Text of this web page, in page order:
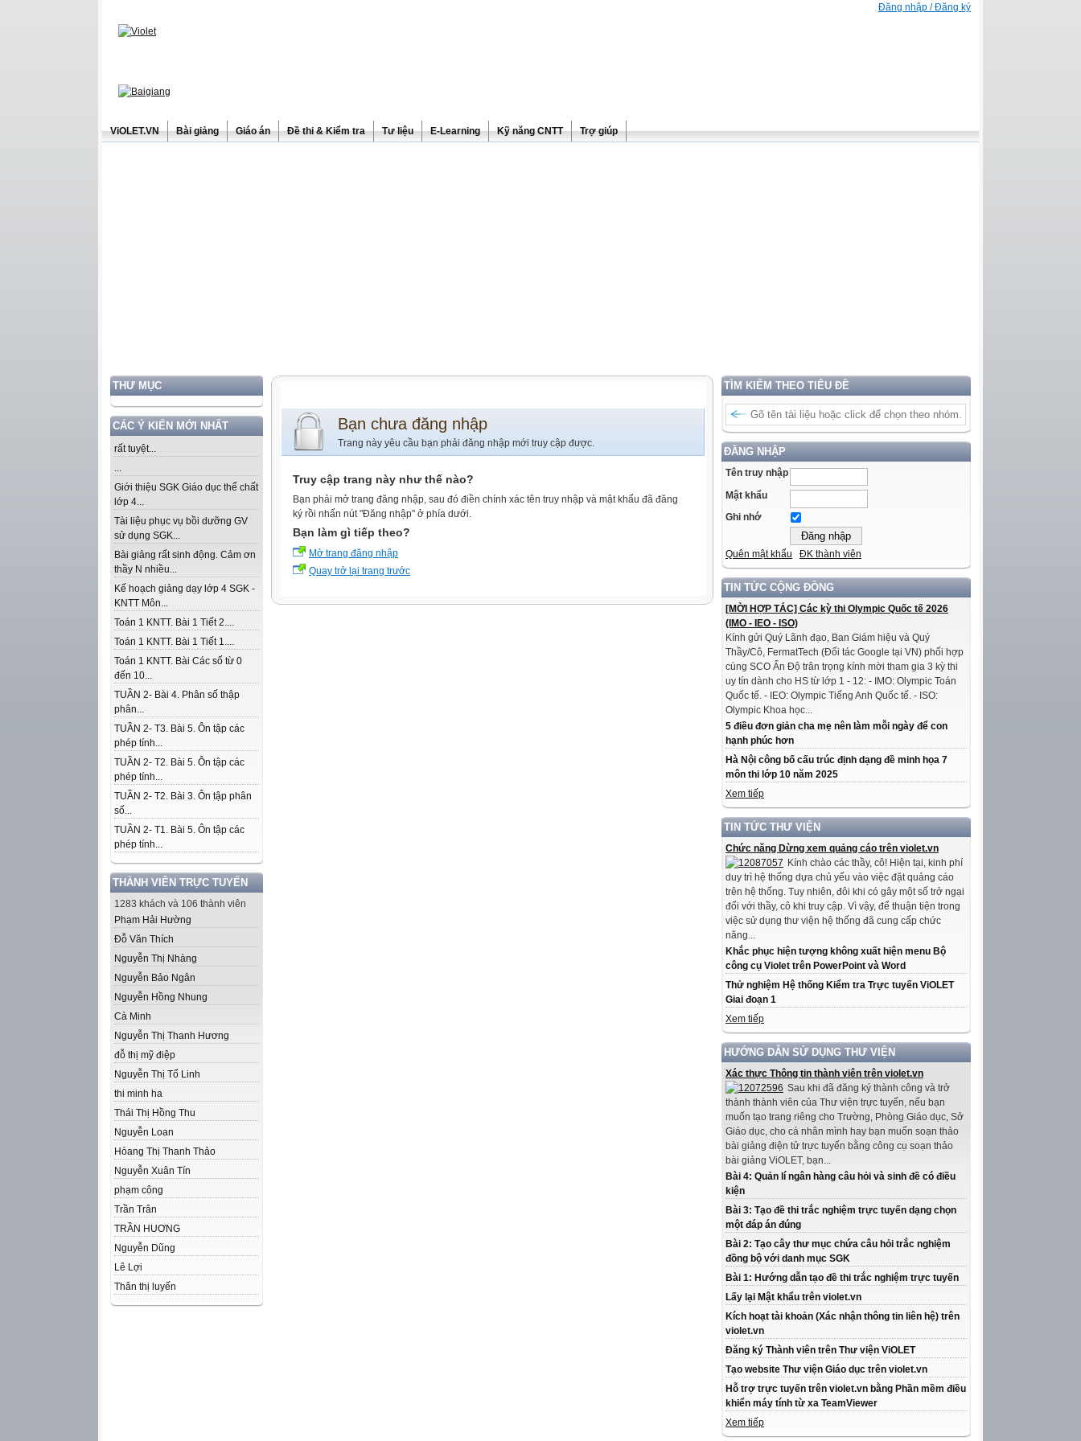
Đăng nhập / Đăng ký
ViOLET.VN Bài giảng Giáo án Đề thi & Kiểm tra Tư liệu E-Learning Kỹ năng CNTT Trợ giúp
THƯ MỤC
CÁC Ý KIẾN MỚI NHẤT
rất tuyệt...
...
Giới thiệu SGK Giáo dục thể chất
lớp 4...
Tài liệu phục vụ bồi dưỡng GV
sử dụng SGK...
Bài giảng rất sinh động. Cảm ơn
thầy N nhiều...
Kế hoạch giảng dạy lớp 4 SGK -
KNTT Môn...
Toán 1 KNTT. Bài 1 Tiết 2....
Toán 1 KNTT. Bài 1 Tiết 1....
Toán 1 KNTT. Bài Các số từ 0
đến 10...
TUẦN 2- Bài 4. Phân số thập
phân...
TUẦN 2- T3. Bài 5. Ôn tập các
phép tính...
TUẦN 2- T2. Bài 5. Ôn tập các
phép tính...
TUẦN 2- T2. Bài 3. Ôn tập phân
số...
TUẦN 2- T1. Bài 5. Ôn tập các
phép tính...
THÀNH VIÊN TRỰC TUYẾN
1283 khách và 106 thành viên
Phạm Hải Hường
Đỗ Văn Thích
Nguyễn Thị Nhàng
Nguyễn Bảo Ngân
Nguyễn Hồng Nhung
Cà Minh
Nguyễn Thị Thanh Hương
đỗ thị mỹ điệp
Nguyễn Thị Tố Linh
thi minh ha
Thái Thị Hồng Thu
Nguyễn Loan
Hòang Thị Thanh Thảo
Nguyễn Xuân Tín
phạm công
Trần Trân
TRẦN HUƠNG
Nguyễn Dũng
Lê Lợi
Thân thị luyến
TÌM KIẾM THEO TIÊU ĐỀ
ĐĂNG NHẬP
Tên truy nhập
Mật khẩu
Ghi nhớ
Quên mật khẩu ĐK thành viên
TIN TỨC CỘNG ĐỒNG
[MỜI HỢP TÁC] Các kỳ thi Olympic Quốc tế 2026
(IMO - IEO - ISO)
Kính gửi Quý Lãnh đạo, Ban Giám hiệu và Quý
Thầy/Cô, FermatTech (Đối tác Google tại VN) phối hợp
cùng SCO Ấn Độ trân trọng kính mời tham gia 3 kỳ thi
uy tín dành cho HS từ lớp 1 - 12: - IMO: Olympic Toán
Quốc tế. - IEO: Olympic Tiếng Anh Quốc tế. - ISO:
Olympic Khoa học...
5 điều đơn giản cha mẹ nên làm mỗi ngày để con
hạnh phúc hơn
Hà Nội công bố cấu trúc định dạng đề minh họa 7
môn thi lớp 10 năm 2025
Xem tiếp
TIN TỨC THƯ VIỆN
Chức năng Dừng xem quảng cáo trên violet.vn
Kính chào các thầy, cô! Hiện tại, kinh phí
duy trì hệ thống dựa chủ yếu vào việc đặt quảng cáo
trên hệ thống. Tuy nhiên, đôi khi có gây một số trở ngại
đối với thầy, cô khi truy cập. Vì vậy, để thuận tiện trong
việc sử dụng thư viện hệ thống đã cung cấp chức
năng...
Khắc phục hiện tượng không xuất hiện menu Bộ
công cụ Violet trên PowerPoint và Word
Thử nghiệm Hệ thống Kiểm tra Trực tuyến ViOLET
Giai đoạn 1
Xem tiếp
HƯỚNG DẪN SỬ DỤNG THƯ VIỆN
Xác thực Thông tin thành viên trên violet.vn
Sau khi đã đăng ký thành công và trở
thành thành viên của Thư viện trực tuyến, nếu bạn
muốn tạo trang riêng cho Trường, Phòng Giáo dục, Sở
Giáo dục, cho cá nhân mình hay bạn muốn soạn thảo
bài giảng điện tử trực tuyến bằng công cụ soạn thảo
bài giảng ViOLET, bạn...
Bài 4: Quản lí ngân hàng câu hỏi và sinh đề có điều
kiện
Bài 3: Tạo đề thi trắc nghiệm trực tuyến dạng chọn
một đáp án đúng
Bài 2: Tạo cây thư mục chứa câu hỏi trắc nghiệm
đồng bộ với danh mục SGK
Bài 1: Hướng dẫn tạo đề thi trắc nghiệm trực tuyến
Lấy lại Mật khẩu trên violet.vn
Kích hoạt tài khoản (Xác nhận thông tin liên hệ) trên
violet.vn
Đăng ký Thành viên trên Thư viện ViOLET
Tạo website Thư viện Giáo dục trên violet.vn
Hỗ trợ trực tuyến trên violet.vn bằng Phần mềm điều
khiển máy tính từ xa TeamViewer
Xem tiếp
Bạn chưa đăng nhập
Trang này yêu cầu bạn phải đăng nhập mới truy cập được.
Truy cập trang này như thế nào?
Bạn phải mở trang đăng nhập, sau đó điền chính xác tên truy nhập và mật khẩu đã đăng
ký rồi nhấn nút "Đăng nhập" ở phía dưới.
Bạn làm gì tiếp theo?
Mở trang đăng nhập
Quay trở lại trang trước